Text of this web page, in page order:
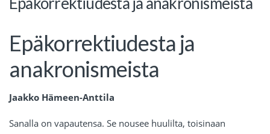
Epäkorrektiudesta ja
anakronismeista
Jaakko Hämeen-Anttila
Sanalla on vapautensa. Se nousee huulilta, toisinaan